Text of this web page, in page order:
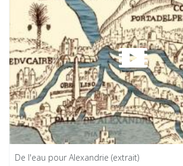
De l'eau pour Alexandrie (extrait)